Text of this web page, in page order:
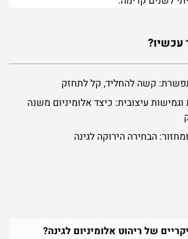
עכשיו?
קשה להחליד, קל לתחזק
עיצובית: כיצד אלומיניום משנה
הבחירה הירוקה לגינה
של ריהוט אלומיניום לגינה?